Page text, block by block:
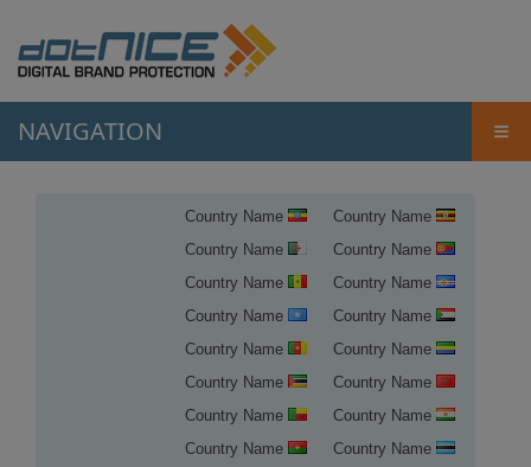
NAVIGATION ≡
Country Name
Country Name
Country Name
Country Name
Country Name
Country Name
Country Name
Country Name
Country Name
Country Name
Country Name
Country Name
Country Name
Country Name
Country Name
Country Name